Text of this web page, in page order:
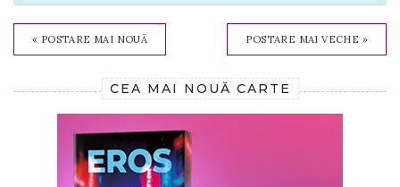
« POSTARE MAI NOUĂ POSTARE MAI VECHE »
CEA MAI NOUĂ CARTE